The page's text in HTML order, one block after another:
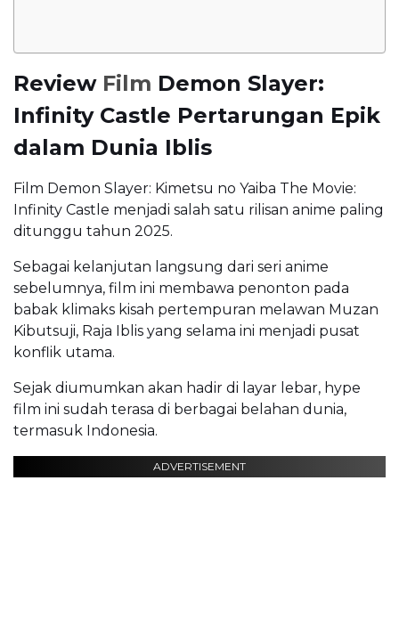
Review Film Demon Slayer:
Infinity Castle Pertarungan Epik
dalam Dunia Iblis
Film Demon Slayer: Kimetsu no Yaiba The Movie:
Infinity Castle menjadi salah satu rilisan anime paling
ditunggu tahun 2025.
Sebagai kelanjutan langsung dari seri anime
sebelumnya, film ini membawa penonton pada
babak klimaks kisah pertempuran melawan Muzan
Kibutsuji, Raja Iblis yang selama ini menjadi pusat
konflik utama.
Sejak diumumkan akan hadir di layar lebar, hype
film ini sudah terasa di berbagai belahan dunia,
termasuk Indonesia.
ADVERTISEMENT